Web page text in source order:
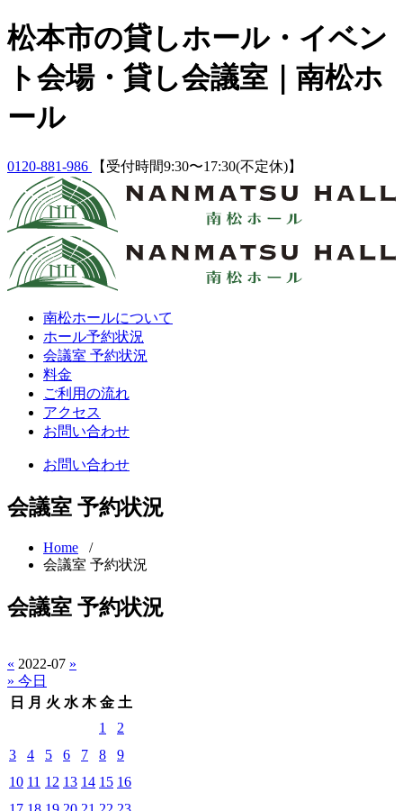
Skip
to
松本市の貸しホール・イベン
ト会場・貸し会議室｜南松ホ
ール
0120-881-986 【受付時間9:30〜17:30(不定休)】
南松ホールについて
ホール予約状況
会議室 予約状況
料金
ご利用の流れ
アクセス
お問い合わせ
お問い合わせ
会議室 予約状況
Home /
会議室 予約状況
会議室 予約状況
« 2022-07 »
» 今日
日
月 火 水 木 金 土
1
2
3
4 5 6 7 8
9
10 11 12 13 14 15 16